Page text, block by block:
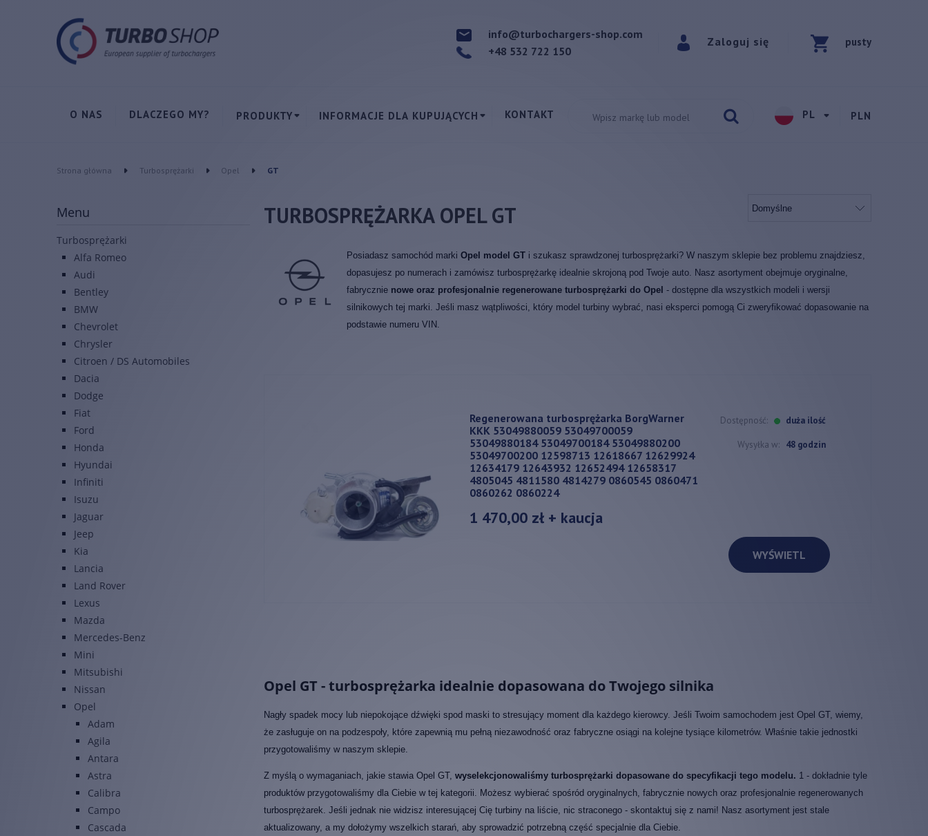
info@turbochargers-shop.com
+48 532 722 150
Zaloguj się pusty
O NAS DLACZEGO MY? PRODUKTY INFORMACJE DLA KUPUJĄCYCH KONTAKT PL PLN
Strona główna Turbosprężarki Opel GT
Menu
Turbosprężarki
Alfa Romeo
Audi
Bentley
BMW
Chevrolet
Chrysler
Citroen / DS Automobiles
Dacia
Dodge
Fiat
Ford
Honda
Hyundai
Infiniti
Isuzu
Jaguar
Jeep
Kia
Lancia
Land Rover
Lexus
Mazda
Mercedes-Benz
Mini
Mitsubishi
Nissan
Opel
Adam
Agila
Antara
Astra
Calibra
Campo
Cascada
TURBOSPRĘŻARKA OPEL GT
Posiadasz samochód marki Opel model GT i szukasz sprawdzonej turbosprężarki? W naszym sklepie bez problemu znajdziesz,
dopasujesz po numerach i zamówisz turbosprężarkę idealnie skrojoną pod Twoje auto. Nasz asortyment obejmuje oryginalne,
fabrycznie nowe oraz profesjonalnie regenerowane turbosprężarki do Opel - dostępne dla wszystkich modeli i wersji
silnikowych tej marki. Jeśli masz wątpliwości, który model turbiny wybrać, nasi eksperci pomogą Ci zweryfikować dopasowanie na
podstawie numeru VIN.
Regenerowana turbosprężarka BorgWarner
KKK 53049880059 53049700059
53049880184 53049700184 53049880200
53049700200 12598713 12618667 12629924
12634179 12643932 12652494 12658317
4805045 4811580 4814279 0860545 0860471
0860262 0860224
1 470,00 zł + kaucja
Dostępność: duża ilość
Wysyłka w: 48 godzin
WYŚWIETL
Opel GT - turbosprężarka idealnie dopasowana do Twojego silnika
Nagły spadek mocy lub niepokojące dźwięki spod maski to stresujący moment dla każdego kierowcy. Jeśli Twoim samochodem jest Opel GT, wiemy,
że zasługuje on na podzespoły, które zapewnią mu pełną niezawodność oraz fabryczne osiągi na kolejne tysiące kilometrów. Właśnie takie jednostki
przygotowaliśmy w naszym sklepie.
Z myślą o wymaganiach, jakie stawia Opel GT, wyselekcjonowaliśmy turbosprężarki dopasowane do specyfikacji tego modelu. 1 - dokładnie tyle
produktów przygotowaliśmy dla Ciebie w tej kategorii. Możesz wybierać spośród oryginalnych, fabrycznie nowych oraz profesjonalnie regenerowanych
turbosprężarek. Jeśli jednak nie widzisz interesującej Cię turbiny na liście, nic straconego - skontaktuj się z nami! Nasz asortyment jest stale
aktualizowany, a my dołożymy wszelkich starań, aby sprowadzić potrzebną część specjalnie dla Ciebie.